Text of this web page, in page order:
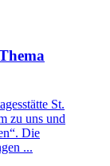
St.
zu uns und
Die
...